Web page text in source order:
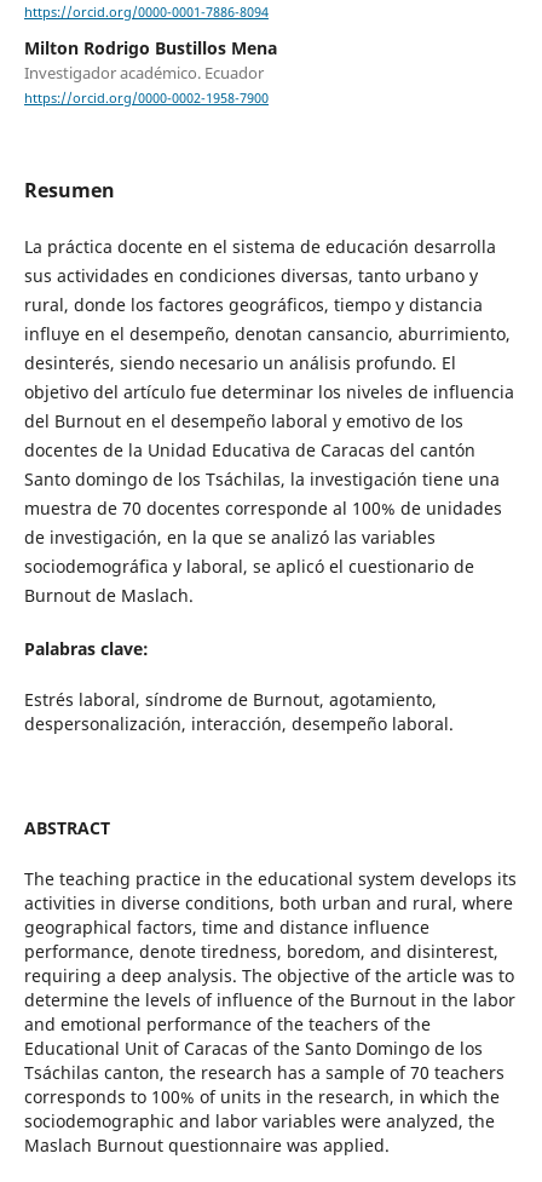
https://orcid.org/0000-0001-7886-8094
Milton Rodrigo Bustillos Mena
Investigador académico. Ecuador
https://orcid.org/0000-0002-1958-7900
Resumen
La práctica docente en el sistema de educación desarrolla
sus actividades en condiciones diversas, tanto urbano y
rural, donde los factores geográficos, tiempo y distancia
influye en el desempeño, denotan cansancio, aburrimiento,
desinterés, siendo necesario un análisis profundo. El
objetivo del artículo fue determinar los niveles de influencia
del Burnout en el desempeño laboral y emotivo de los
docentes de la Unidad Educativa de Caracas del cantón
Santo domingo de los Tsáchilas, la investigación tiene una
muestra de 70 docentes corresponde al 100% de unidades
de investigación, en la que se analizó las variables
sociodemográfica y laboral, se aplicó el cuestionario de
Burnout de Maslach.
Palabras clave:
Estrés laboral, síndrome de Burnout, agotamiento,
despersonalización, interacción, desempeño laboral.
ABSTRACT
The teaching practice in the educational system develops its
activities in diverse conditions, both urban and rural, where
geographical factors, time and distance influence
performance, denote tiredness, boredom, and disinterest,
requiring a deep analysis. The objective of the article was to
determine the levels of influence of the Burnout in the labor
and emotional performance of the teachers of the
Educational Unit of Caracas of the Santo Domingo de los
Tsáchilas canton, the research has a sample of 70 teachers
corresponds to 100% of units in the research, in which the
sociodemographic and labor variables were analyzed, the
Maslach Burnout questionnaire was applied.